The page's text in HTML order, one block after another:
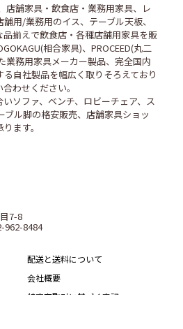
店舗家具・飲食店・業務用家具、レ
用/業務用のイス、テーブル天板、
揃えで飲食店・各種店舗用家具を販
相合家具)、PROCEED(丸二
業務用家具メーカー製品、完全国内
自社製品を幅広く取りそろえており
わせください。
ソファ、ベンチ、ロビーチェア、ス
ブル脚の格安販売、店舗家具ショッ
ます。
7-8
962-8484
配送と送料について
会社概要
特定商取引に基づく表記